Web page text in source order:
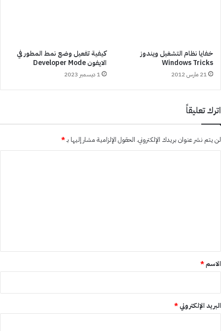
خفايا نظام التشغيل ويندوز
Windows Tricks
21 مارس 2012
كيفية تفعيل وضع نمط المطور في
الايفون Developer Mode
1 ديسمبر 2023
اترك تعليقاً
لن يتم نشر عنوان بريدك الإلكتروني. الحقول الإلزامية مشار إليها بـ*
*
الاسم*
البريد الإلكتروني*